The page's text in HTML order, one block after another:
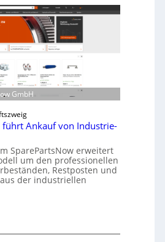
GmbH
führt Ankauf von Industrie-
SparePartsNow erweitert
um den professionellen
Restposten und
der industriellen